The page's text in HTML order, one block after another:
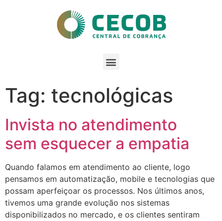
Tag: tecnológicas
Invista no atendimento
sem esquecer a empatia
Quando falamos em atendimento ao cliente, logo
pensamos em automatização, mobile e tecnologias que
possam aperfeiçoar os processos. Nos últimos anos,
tivemos uma grande evolução nos sistemas
disponibilizados no mercado, e os clientes sentiram